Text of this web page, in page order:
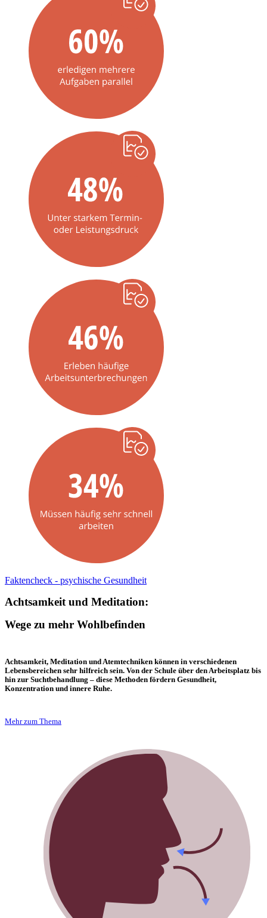
Faktencheck - psychische Gesundheit
Achtsamkeit und Meditation:
Wege zu mehr Wohlbefinden
Achtsamkeit, Meditation und Atemtechniken können in verschiedenen
Lebensbereichen sehr hilfreich sein. Von der Schule über den Arbeitsplatz bis
hin zur Suchtbehandlung – diese Methoden fördern Gesundheit,
Konzentration und innere Ruhe.
Mehr zum Thema